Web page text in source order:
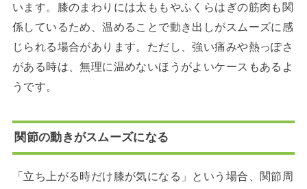
います。膝のまわりには太ももやふくらはぎの筋肉も関
係しているため、温めることで動き出しがスムーズに感
じられる場合があります。ただし、強い痛みや熱っぽさ
がある時は、無理に温めないほうがよいケースもあるよ
うです。
関節の動きがスムーズになる
「立ち上がる時だけ膝が気になる」という場合、関節周